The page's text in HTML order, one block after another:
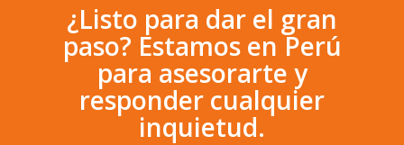
¿Listo para dar el gran
paso? Estamos en Perú
para asesorarte y
responder cualquier
inquietud.